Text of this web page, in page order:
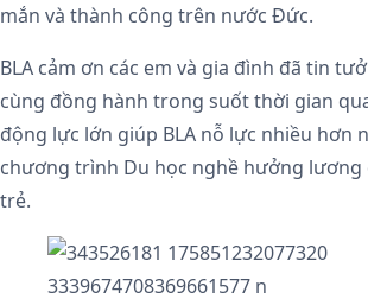
mắn và thành công trên nước Đức.
BLA cảm ơn các em và gia đình đã tin
cùng đồng hành trong suốt thời gian
động lực lớn giúp BLA nỗ lực nhiều hơn
chương trình Du học nghề hưởng lương
trẻ.